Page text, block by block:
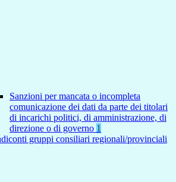
Sanzioni per mancata o incompleta
comunicazione dei dati da parte dei titolari
di incarichi politici, di amministrazione, di
direzione o di governo 1
gruppi consiliari regionali/provinciali